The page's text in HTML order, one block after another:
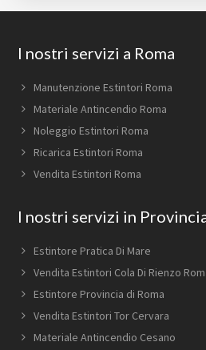
Footer
I nostri servizi a Roma
Manutenzione Estintori Roma
Materiale Antincendio Roma
Noleggio Estintori Roma
Ricarica Estintori Roma
Vendita Estintori Roma
I nostri servizi in
Estintore Pratica Di Mare
Vendita Estintori Cola Di Rienzo
Estintore Provincia di Roma
Vendita Estintori Tor Cervara
Materiale Antincendio Cesano